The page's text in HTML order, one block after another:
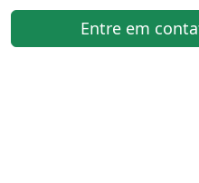
Entre em